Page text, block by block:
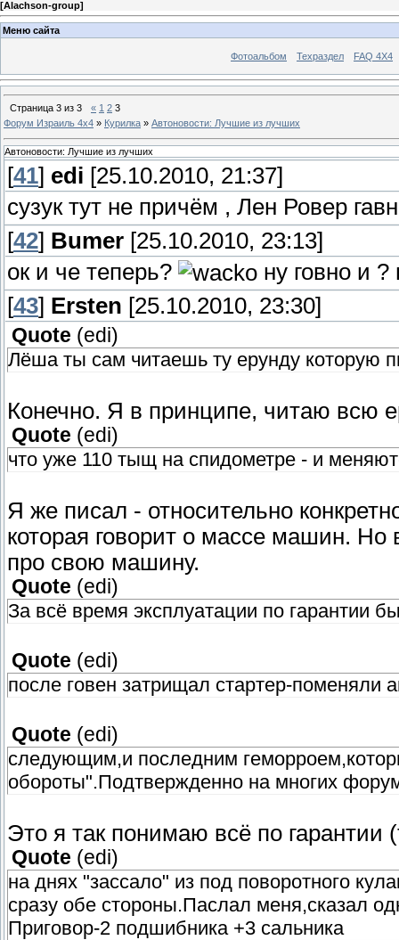
[Alachson-group]
Меню сайта
Фотоальбом Техраздел FAQ 4X4
Страница 3 из 3 « 1 2 3
Форум Израиль 4х4 » Курилка » Автоновости: Лучшие из лучших
Автоновости: Лучшие из лучших
[41] edi [25.10.2010, 21:37]
сузук тут не причём , Лен Ровер
[42] Bumer [25.10.2010, 23:13]
ок и че теперь?
ну говно и
[43] Ersten [25.10.2010, 23:30]
Quote (edi)
Лёша ты сам читаешь ту ерунду которую
Конечно. Я в принципе, читаю всю
Quote (edi)
что уже 110 тыщ на спидометре - и
Я же писал - относительно
которая говорит о массе машин.
про свою машину.
Quote (edi)
За всё время эксплуатации по гарантии
Quote (edi)
после говен затрищал стартер-поменяли
Quote (edi)
следующим,и последним
обороты".Подтвержденно на многих
Это я так понимаю всё по гарантии
Quote (edi)
на днях "зассало" из под поворотного
сразу обе стороны.Паслал меня,сказал
Приговор-2 подшибника +3 сальника